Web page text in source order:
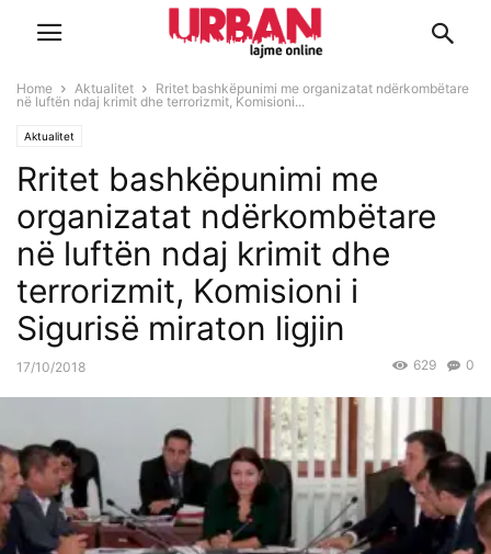
Home Aktualitet
Rritet bashkëpunimi me organizatat ndërkombëtare
në luftën ndaj krimit dhe terrorizmit, Komisioni...
Aktualitet
Rritet bashkëpunimi me
organizatat ndërkombëtare
në luftën ndaj krimit dhe
terrorizmit, Komisioni i
Sigurisë miraton ligjin
17/10/2018 0
629